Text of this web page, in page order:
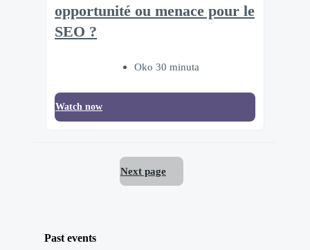
opportunité ou menace pour le
SEO ?
Oko 30 minuta
Watch now
Next page
Past events